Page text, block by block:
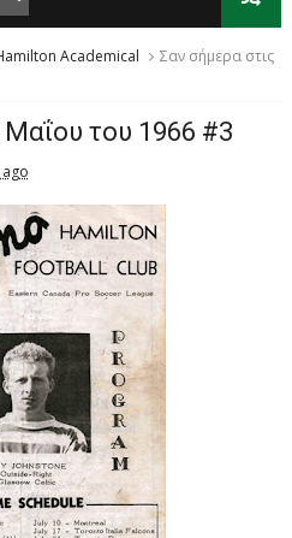
Academical
Σαν σήμερα στις
του 1966 #3